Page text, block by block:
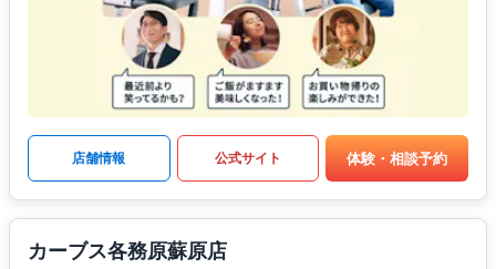
店舗情報 公式サイト 体験・相談予約
カーブス各務原蘇原店